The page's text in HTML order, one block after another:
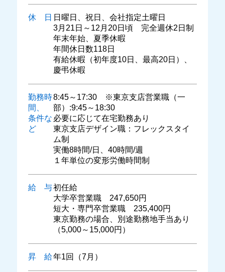
休 日 日曜日、祝日、会社指定土曜日
3月21日～12月20日頃 完全週休2日制
年末年始、夏季休暇
年間休日数118日
有給休暇（初年度10日、最高20日）、
慶弔休暇
勤務時
間、
条件な
ど
8:45～17:30 ※東京支店営業職（一
部）:9:45～18:30
必要に応じて在宅勤務あり
東京支店デザイン職：フレックスタイ
ム制
実働8時間/日、40時間/週
１年単位の変形労働時間制
給 与初任給
大学卒営業職 247,650円
短大・専門卒営業職 235,400円
東京勤務の場合、別途勤務地手当あり
（5,000～15,000円）
昇 給年1回（7月）